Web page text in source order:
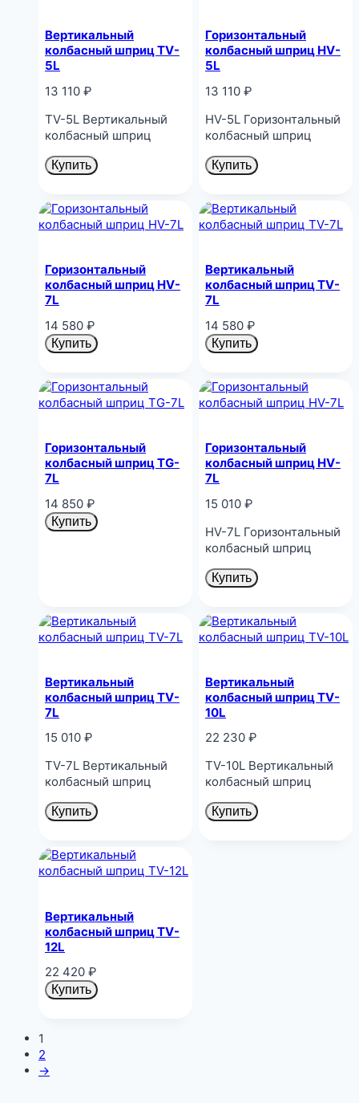
Вертикальный
колбасный шприц TV-
5L
13 110 ₽
TV-5L Вертикальный
колбасный шприц
Купить
Горизонтальный
колбасный шприц HV-
5L
13 110 ₽
HV-5L Горизонтальный
колбасный шприц
Купить
Горизонтальный
колбасный шприц HV-
7L
14 580 ₽
Купить
Вертикальный
колбасный шприц TV-
7L
14 580 ₽
Купить
Горизонтальный
колбасный шприц TG-
7L
14 850 ₽
Купить
Горизонтальный
колбасный шприц HV-
7L
15 010 ₽
HV-7L Горизонтальный
колбасный шприц
Купить
Вертикальный
колбасный шприц TV-
7L
15 010 ₽
TV-7L Вертикальный
колбасный шприц
Купить
Вертикальный
колбасный шприц TV-
10L
22 230 ₽
TV-10L Вертикальный
колбасный шприц
Купить
Вертикальный
колбасный шприц TV-
12L
22 420 ₽
Купить
1
2
→